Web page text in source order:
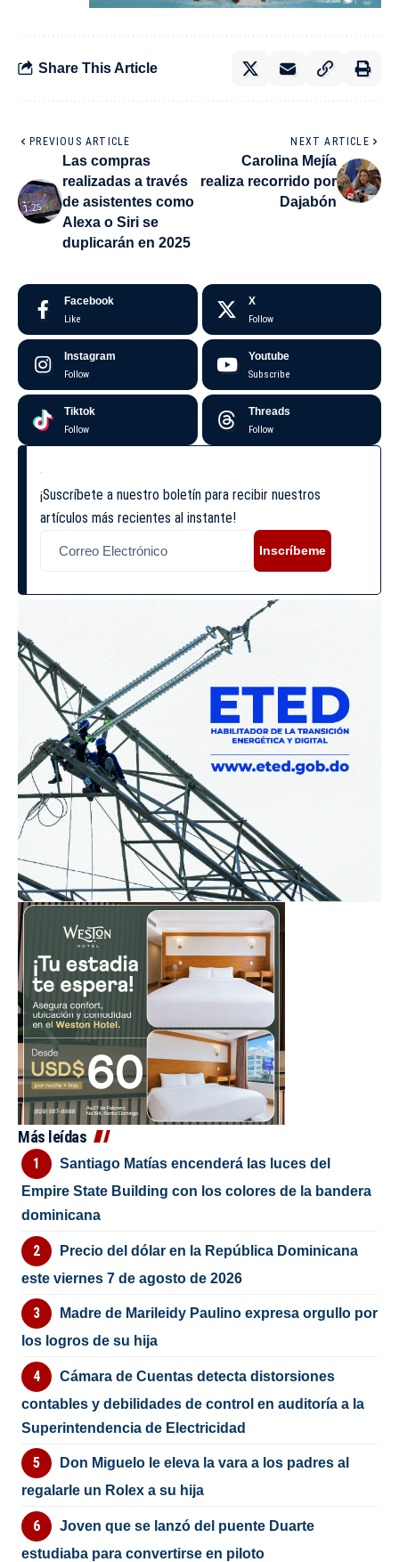
Share This Article
PREVIOUS ARTICLE
Las compras
realizadas a través
de asistentes como
Alexa o Siri se
duplicarán en 2025
NEXT ARTICLE
Carolina Mejía
realiza recorrido por
Dajabón
Facebook
Like
X
Follow
Instagram
Follow
Youtube
Subscribe
Tiktok
Follow
Threads
Follow
¡Suscríbete a nuestro boletín para recibir nuestros
artículos más recientes al instante!
Inscríbeme
Más leídas
Santiago Matías encenderá las luces del
Empire State Building con los colores de la bandera
dominicana
Precio del dólar en la República Dominicana
este viernes 7 de agosto de 2026
Madre de Marileidy Paulino expresa orgullo por
los logros de su hija
Cámara de Cuentas detecta distorsiones
contables y debilidades de control en auditoría a la
Superintendencia de Electricidad
Don Miguelo le eleva la vara a los padres al
regalarle un Rolex a su hija
Joven que se lanzó del puente Duarte
estudiaba para convertirse en piloto